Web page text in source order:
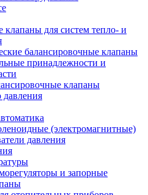
клапаны для систем тепло- и
балансировочные клапаны
принадлежности и
клапаны
(электромагнитные)
давления
и запорные